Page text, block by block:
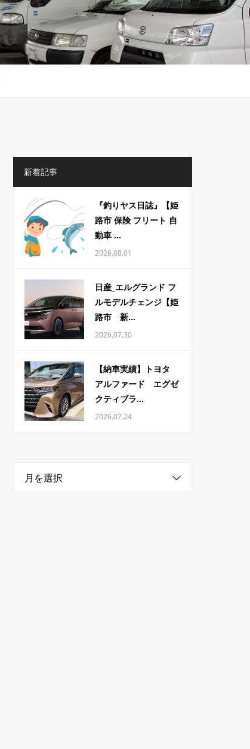
新着記事
『釣りヤス日誌』【姫
路市 保険 フリート 自
動車 ...
2026.08.01
日産_エルグランド フ
ルモデルチェンジ【姫
路市 新...
2026.07.30
【納車実績】トヨタ
アルファード エグゼ
クティブラ...
2026.07.24
月を選択